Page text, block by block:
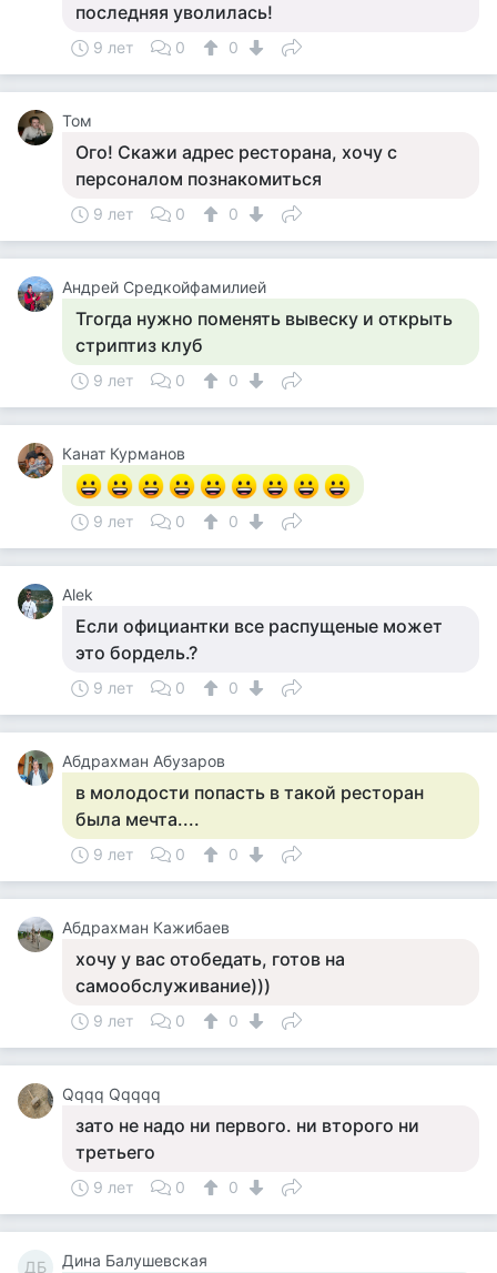
последняя уволилась!
9 лет 0 0
Том
Ого! Скажи адрес ресторана, хочу с
персоналом познакомиться
9 лет 0 0
Андрей Средкойфамилией
Тгогда нужно поменять вывеску и открыть
стриптиз клуб
9 лет 0 0
Канат Курманов
9 лет 0 0
Alek
Если официантки все распущеные может
это бордель.?
9 лет 0 0
Абдрахман Абузаров
в молодости попасть в такой ресторан
была мечта....
9 лет 0 0
Абдрахман Кажибаев
хочу у вас отобедать, готов на
самообслуживание)))
9 лет 0 0
Qqqq Qqqqq
зато не надо ни первого. ни второго ни
третьего
9 лет 0 0
ДБ Дина Балушевская